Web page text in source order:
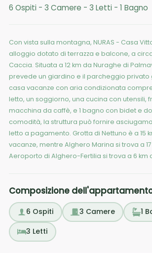
6 Ospiti - 3 Camere - 3 Letti - 1 Bagno
Con vista sulla montagna, NURAS - Casa
alloggio dotato di terrazza e balcone, a
Caccia. Situata a 12 km da Nuraghe di
prevede un giardino e il parcheggio privato
casa vacanze con aria condizionata
letto, un soggiorno, una cucina con utensili,
macchina da caffè, e 1 bagno con bidet e
comodità, la struttura può fornire
letto a pagamento. Grotta di Nettuno è a 15
vacanze, mentre Alghero Marina si trova a
Aeroporto di Alghero-Fertilia si trova a 6 km
Composizione
6 Ospiti 3 Camere 1
3 Letti